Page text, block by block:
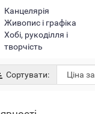
Канцелярія
Живопис і графіка
Хобі, рукоділля і
творчість
Сортувати: